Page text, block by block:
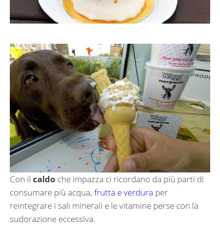
Con il caldo che impazza ci ricordano da più parti di
consumare più acqua, frutta e verdura per
reintegrare i sali minerali e le vitamine perse con la
sudorazione eccessiva.